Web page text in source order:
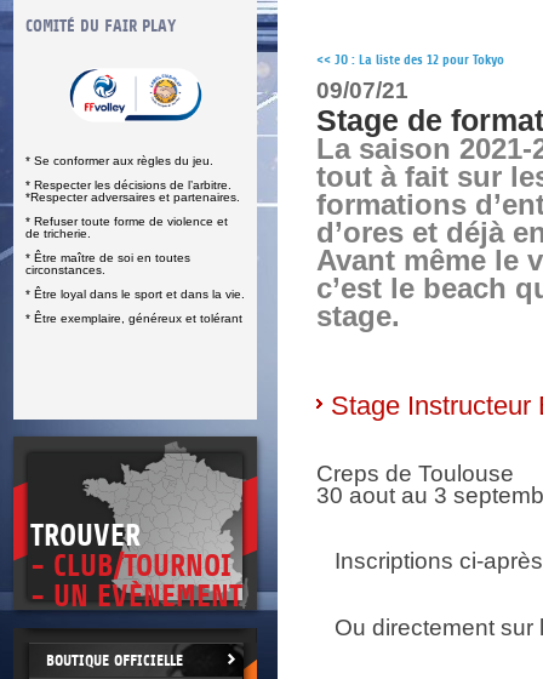
COMITÉ DU FAIR PLAY
* Se conformer aux règles du jeu.
* Respecter les décisions de l’arbitre.
*Respecter adversaires et partenaires.
* Refuser toute forme de violence et
de tricherie.
* Être maître de soi en toutes
circonstances.
* Être loyal dans le sport et dans la vie.
* Être exemplaire, généreux et tolérant
LUTTE CONTRE LES VIOLENCES
TROUVER
- CLUB/TOURNOI
- UN EVÈNEMENT
BOUTIQUE OFFICIELLE
<< JO : La liste des 12 pour Tokyo
09/07/21
Stage de
La saison 2021-
tout à fait sur
formations
d’ores et déjà
Avant même le
c’est le beach
stage.
Stage Instructeur
Creps de Toulouse
30 aout au 3
Inscriptions ci-
Ou directement sur